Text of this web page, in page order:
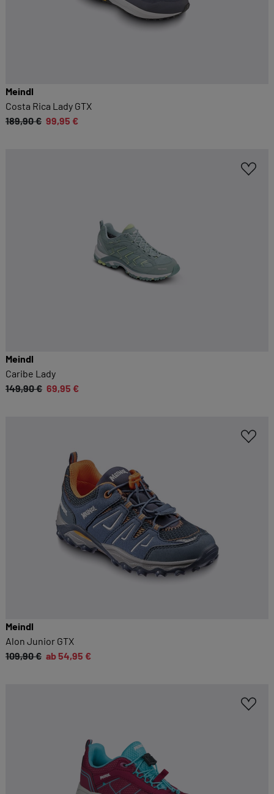
Meindl
Costa Rica Lady GTX
189,90 € 99,95 €
Meindl
Caribe Lady
149,90 € 69,95 €
Meindl
Alon Junior GTX
109,90 € ab 54,95 €